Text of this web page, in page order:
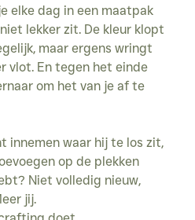
elke dag in een maatpak
lekker zit. De kleur klopt
maar ergens wringt
vlot. En tegen het einde
om het van je af te
innemen waar hij te los zit,
op de plekken
Niet volledig nieuw,
jij.